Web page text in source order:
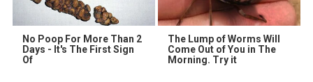
No Poop For More Than 2
Days - It's The First Sign
Of
The Lump of Worms Will
Come Out of You in The
Morning. Try it